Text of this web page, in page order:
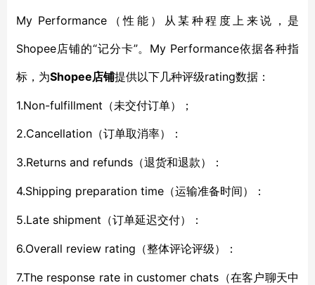
My Performance（性能）从某种程度上来说，是
Shopee店铺的“记分卡”。My Performance依据各种指
标，为Shopee店铺提供以下几种评级rating数据：
1.Non-fulfillment（未交付订单）；
2.Cancellation （订单取消率）：
3.Returns and refunds （退货和退款）：
4.Shipping preparation time （运输准备时间）：
5.Late shipment （订单延迟交付）：
6.Overall review rating （整体评论评级）：
7.The response rate in customer chats（在客户聊天中